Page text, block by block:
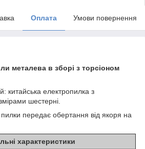
Оплата Умови повернення
металева в зборі з торсіоном
китайська електропилка з
шестерні.
передає обертання від якоря на
характеристики